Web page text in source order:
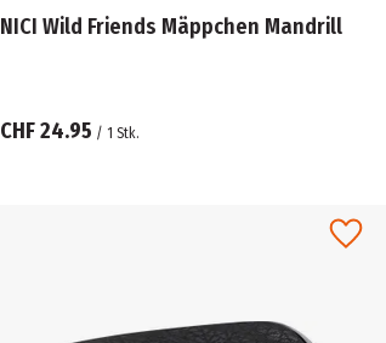
NICI Wild Friends Mäppchen Mandrill
CHF 24.95 / 1 Stk.